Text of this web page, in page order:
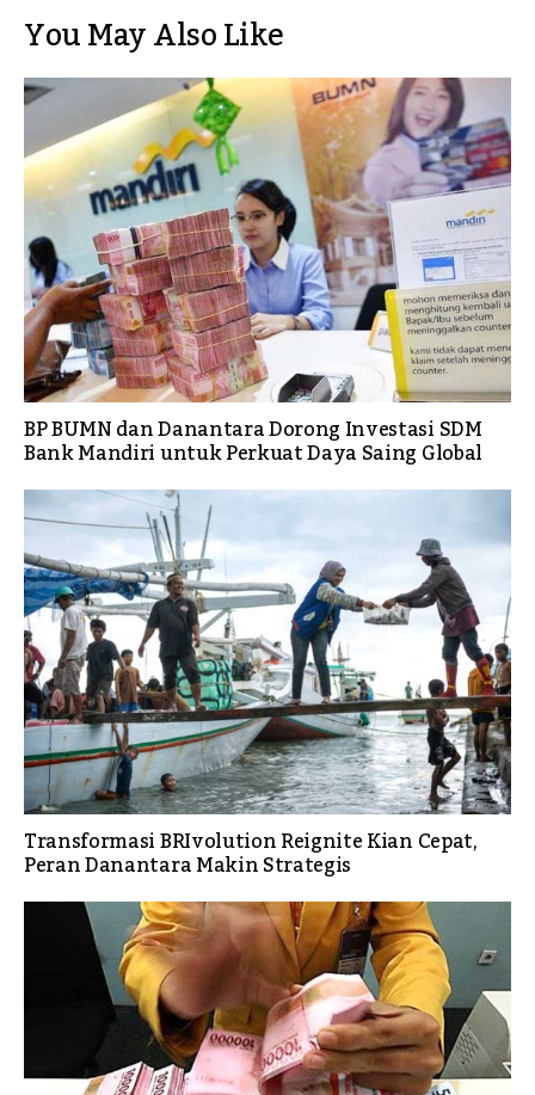
You May Also Like
BP BUMN dan Danantara Dorong Investasi SDM
Bank Mandiri untuk Perkuat Daya Saing Global
Transformasi BRIvolution Reignite Kian Cepat,
Peran Danantara Makin Strategis